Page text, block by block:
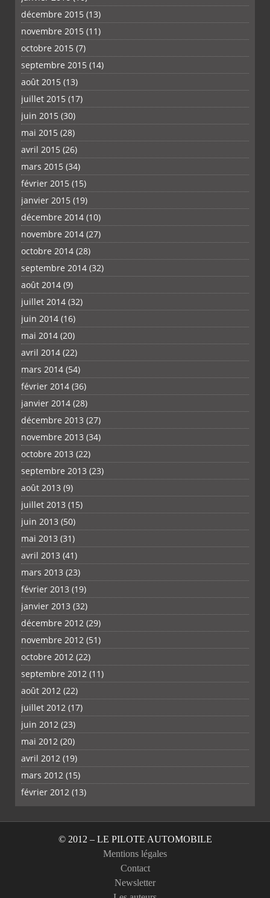
décembre 2015 (13)
novembre 2015 (11)
octobre 2015 (7)
septembre 2015 (14)
août 2015 (13)
juillet 2015 (17)
juin 2015 (30)
mai 2015 (28)
avril 2015 (26)
mars 2015 (34)
février 2015 (15)
janvier 2015 (19)
décembre 2014 (10)
novembre 2014 (27)
octobre 2014 (28)
septembre 2014 (32)
août 2014 (9)
juillet 2014 (32)
juin 2014 (16)
mai 2014 (20)
avril 2014 (22)
mars 2014 (54)
février 2014 (36)
janvier 2014 (28)
décembre 2013 (27)
novembre 2013 (34)
octobre 2013 (22)
septembre 2013 (23)
août 2013 (9)
juillet 2013 (15)
juin 2013 (50)
mai 2013 (31)
avril 2013 (41)
mars 2013 (23)
février 2013 (19)
janvier 2013 (32)
décembre 2012 (29)
novembre 2012 (51)
octobre 2012 (22)
septembre 2012 (11)
août 2012 (22)
juillet 2012 (17)
juin 2012 (23)
mai 2012 (20)
avril 2012 (19)
mars 2012 (15)
février 2012 (13)
© 2012 – LE PILOTE AUTOMOBILE
Mentions légales
Contact
Newsletter